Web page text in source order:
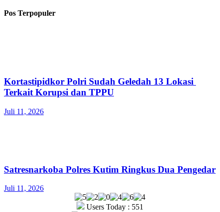
Pos Terpopuler
Kortastipidkor Polri Sudah Geledah 13 Lokasi
Terkait Korupsi dan TPPU
Juli 11, 2026
Satresnarkoba Polres Kutim Ringkus Dua Pengedar
Juli 11, 2026
Users Today : 551